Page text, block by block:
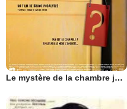
Le mystère de la chambre jaune